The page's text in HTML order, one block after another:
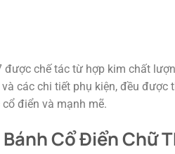
được chế tác từ hợp kim chất
các chi tiết phụ kiện, đều
điển và mạnh mẽ.
Bánh Cổ Điển Chữ